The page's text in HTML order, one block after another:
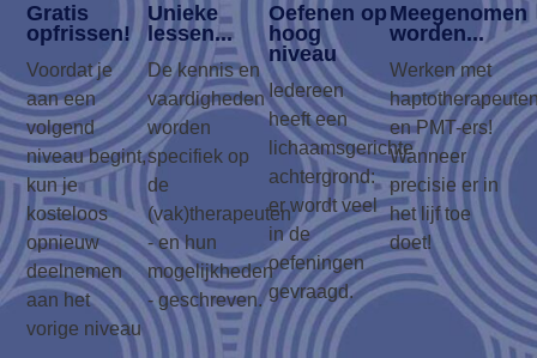
Gratis
opfrissen!
Voordat je
aan een
volgend
niveau begint,
kun je
kosteloos
opnieuw
deelnemen
aan het
vorige niveau
Unieke
lessen...
De kennis en
vaardigheden
worden
specifiek op
de
(vak)therapeuten
- en hun
mogelijkheden
- geschreven.
Oefenen op
hoog
niveau
Iedereen
heeft een
lichaamsgerichte
achtergrond:
er wordt veel
in de
oefeningen
gevraagd.
Meegenomen
worden...
Werken met
en PMT-ers!
Wanneer
precisie er in
het lijf toe
doet!